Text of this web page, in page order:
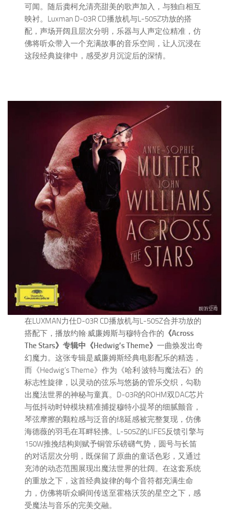
可闻。随后龚柯允清亮甜美的歌声加入，与独白相互
映衬。Luxman D-03R CD播放机与L-505Z功放的搭
配，声场开阔且层次分明，乐器与人声定位精准，仿
佛将听众带入一个充满故事的音乐空间，让人沉浸在
这段经典旋律中，感受岁月沉淀后的深情。
在LUXMAN力仕D-03R CD播放机与L-505Z合并功放的
搭配下，播放约翰·威廉姆斯与穆特合作的 《Across
The Stars》专辑中《Hedwig’s Theme》一曲焕发出奇
幻魔力。这张专辑是威廉姆斯经典电影配乐的精选，
而《Hedwig’s Theme》作为《哈利·波特与魔法石》的
标志性旋律，以灵动的弦乐与悠扬的管乐交织，勾勒
出魔法世界的神秘与童真。D-03R的ROHM双DAC芯片
与低抖动时钟模块精准捕捉穆特小提琴的细腻颤音，
琴弦摩擦的颗粒感与泛音的绵延感被完整复现，仿佛
海德薇的羽毛在耳畔轻拂。L-505Z的LIFES反馈引擎与
150W推挽结构则赋予铜管乐磅礴气势，圆号与长笛
的对话层次分明，既保留了原曲的童话色彩，又通过
充沛的动态范围展现出魔法世界的壮阔。在这套系统
的重放之下，这首经典旋律的每个音符都充满生命
力，仿佛将听众瞬间传送至霍格沃茨的星空之下，感
受魔法与音乐的完美交融。